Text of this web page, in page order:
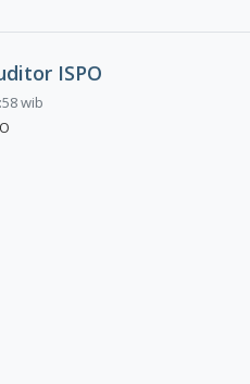
ISPO
wib